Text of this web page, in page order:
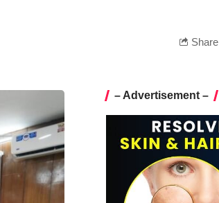
Share
– Advertisement –